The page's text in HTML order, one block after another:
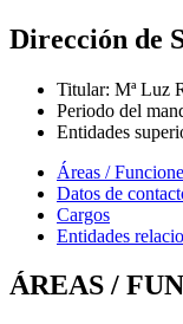
Dirección de
Titular: Mª Luz
Periodo del
Entidades
Áreas /
Datos de
Cargos
Entidades
ÁREAS /